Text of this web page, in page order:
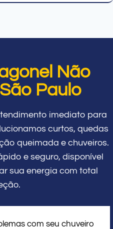
Não
Paulo
imediato para
curtos, quedas
queimada e chuveiros.
e seguro, disponível
sua energia com total
com seu chuveiro